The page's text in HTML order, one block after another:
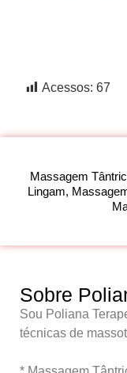
Acessos: 67
Massagem
Lingam,
Sobre
Sou Poliana
técnicas de